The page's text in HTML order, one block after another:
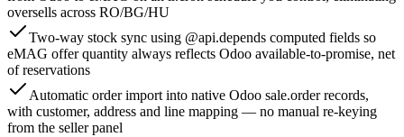
oversells across RO/BG/HU
Two-way stock sync using @api.depends computed fields so
eMAG offer quantity always reflects Odoo available-to-promise, net
of reservations
Automatic order import into native Odoo sale.order records,
with customer, address and line mapping — no manual re-keying
from the seller panel